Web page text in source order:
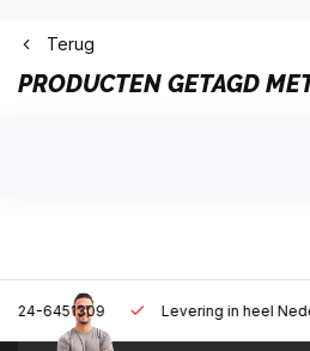
Terug
PRODUCTEN GETAGD
Levering in heel Nederland en